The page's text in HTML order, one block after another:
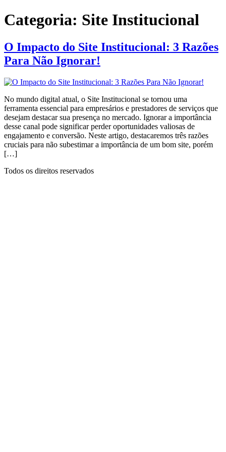
Ir
para
conteúdo
Categoria: Site Institucional
O Impacto do Site Institucional: 3 Razões
Para Não Ignorar!
No mundo digital atual, o Site Institucional se tornou uma
ferramenta essencial para empresários e prestadores de serviços que
desejam destacar sua presença no mercado. Ignorar a importância
desse canal pode significar perder oportunidades valiosas de
engajamento e conversão. Neste artigo, destacaremos três razões
cruciais para não subestimar a importância de um bom site, porém
[…]
Todos os direitos reservados